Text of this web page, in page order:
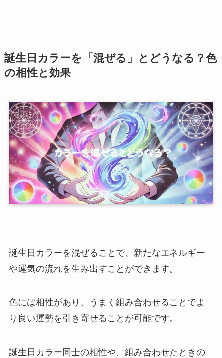
誕生日カラーを「混ぜる」とどうなる？色
の相性と効果
誕生日カラーを混ぜることで、新たなエネルギー
や運気の流れを生み出すことができます。
色には相性があり、うまく組み合わせることでよ
り良い運勢を引き寄せることが可能です。
誕生日カラー同士の相性や、組み合わせたときの